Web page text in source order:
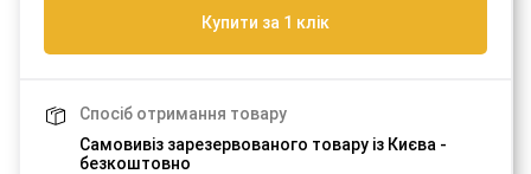
Купити за 1 клік
Спосіб отримання товару
Самовивіз зарезервованого товару із Києва -
безкоштовно